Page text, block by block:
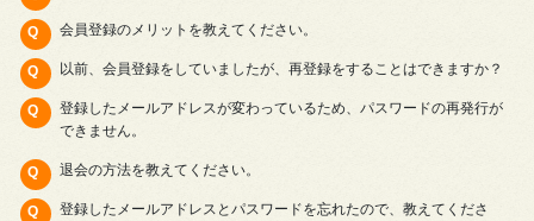
会員登録のメリットを教えてください。
以前、会員登録をしていましたが、再登録をすることはできますか？
登録したメールアドレスが変わっているため、パスワードの再発行が
できません。
退会の方法を教えてください。
登録したメールアドレスとパスワードを忘れたので、教えてくださ